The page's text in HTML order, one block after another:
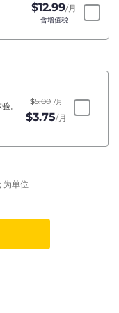
$12.99/月
含增值税
。
$5.00 /月
$3.75/月
为单位